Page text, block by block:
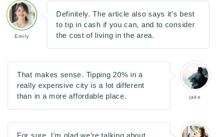
Emily
Definitely. The article also says it’s best
to tip in cash if you can, and to consider
the cost of living in the area.
jake
That makes sense. Tipping 20% in a
really expensive city is a lot different
than in a more affordable place.